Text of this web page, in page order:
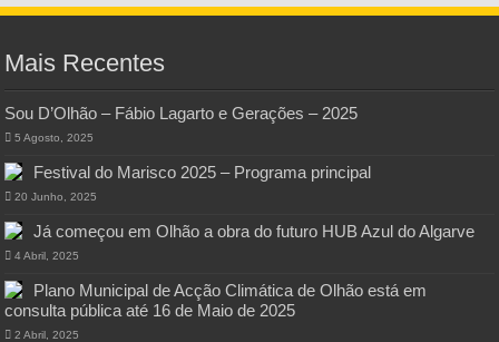
Mais Recentes
Sou D’Olhão – Fábio Lagarto e Gerações – 2025
5 Agosto, 2025
Festival do Marisco 2025 – Programa principal
20 Junho, 2025
Já começou em Olhão a obra do futuro HUB Azul do Algarve
4 Abril, 2025
Plano Municipal de Acção Climática de Olhão está em
consulta pública até 16 de Maio de 2025
2 Abril, 2025